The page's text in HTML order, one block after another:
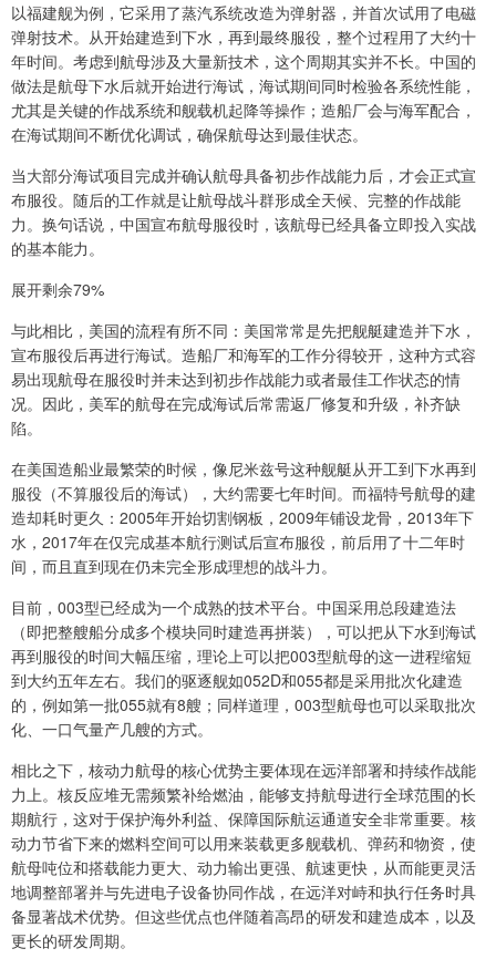
以福建舰为例，它采用了蒸汽系统改造为弹射器，并首次试用了电磁
弹射技术。从开始建造到下水，再到最终服役，整个过程用了大约十
年时间。考虑到航母涉及大量新技术，这个周期其实并不长。中国的
做法是航母下水后就开始进行海试，海试期间同时检验各系统性能，
尤其是关键的作战系统和舰载机起降等操作；造船厂会与海军配合，
在海试期间不断优化调试，确保航母达到最佳状态。
当大部分海试项目完成并确认航母具备初步作战能力后，才会正式宣
布服役。随后的工作就是让航母战斗群形成全天候、完整的作战能
力。换句话说，中国宣布航母服役时，该航母已经具备立即投入实战
的基本能力。
展开剩余79%
与此相比，美国的流程有所不同：美国常常是先把舰艇建造并下水，
宣布服役后再进行海试。造船厂和海军的工作分得较开，这种方式容
易出现航母在服役时并未达到初步作战能力或者最佳工作状态的情
况。因此，美军的航母在完成海试后常需返厂修复和升级，补齐缺
陷。
在美国造船业最繁荣的时候，像尼米兹号这种舰艇从开工到下水再到
服役（不算服役后的海试），大约需要七年时间。而福特号航母的建
造却耗时更久：2005年开始切割钢板，2009年铺设龙骨，2013年下
水，2017年在仅完成基本航行测试后宣布服役，前后用了十二年时
间，而且直到现在仍未完全形成理想的战斗力。
目前，003型已经成为一个成熟的技术平台。中国采用总段建造法
（即把整艘船分成多个模块同时建造再拼装），可以把从下水到海试
再到服役的时间大幅压缩，理论上可以把003型航母的这一进程缩短
到大约五年左右。我们的驱逐舰如052D和055都是采用批次化建造
的，例如第一批055就有8艘；同样道理，003型航母也可以采取批次
化、一口气量产几艘的方式。
相比之下，核动力航母的核心优势主要体现在远洋部署和持续作战能
力上。核反应堆无需频繁补给燃油，能够支持航母进行全球范围的长
期航行，这对于保护海外利益、保障国际航运通道安全非常重要。核
动力节省下来的燃料空间可以用来装载更多舰载机、弹药和物资，使
航母吨位和搭载能力更大、动力输出更强、航速更快，从而能更灵活
地调整部署并与先进电子设备协同作战，在远洋对峙和执行任务时具
备显著战术优势。但这些优点也伴随着高昂的研发和建造成本，以及
更长的研发周期。